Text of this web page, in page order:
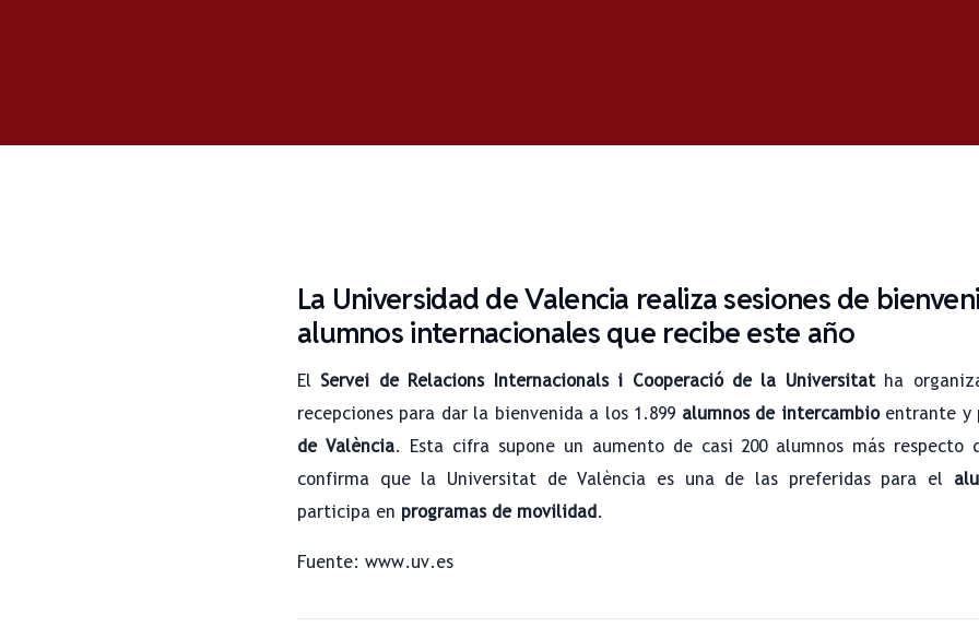
La Universidad de Valencia realiza sesiones de
alumnos internacionales que recibe este año
El Servei de Relacions Internacionals i Cooperació de la Universitatha
recepciones para dar la bienvenida a los 1.899 alumnos de intercambioentrante y
de València. Esta cifra supone un aumento de casi 200 alumnos más respecto
confirma que la Universitat de València es una de las preferidas para el
participa en programas de movilidad.
Fuente: www.uv.es